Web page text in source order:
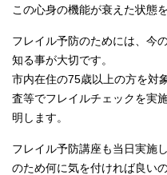
この心身の機能が衰えた状態
フレイル予防のためには、今
知る事が大切です。
市内在住の75歳以上の方を対
査等でフレイルチェックを実
明します。
フレイル予防講座も当日実施
のため何に気を付ければ良い